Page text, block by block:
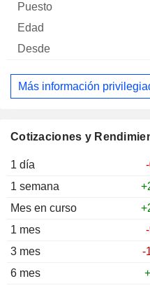
Cotizaciones y
1 día
1 semana
Mes en curso
1 mes
3 mes
-
6 mes
Más información